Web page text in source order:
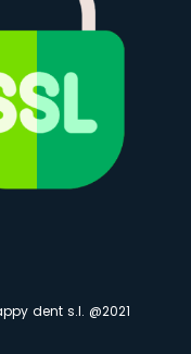
dent s.l. @2021